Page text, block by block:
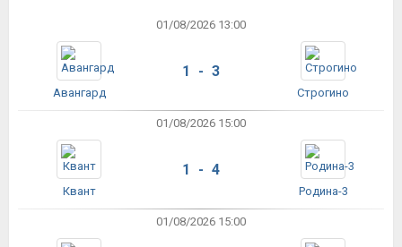
01/08/2026 13:00
Авангард
1 - 3
Строгино
01/08/2026 15:00
Квант
1 - 4
Родина-3
01/08/2026 15:00